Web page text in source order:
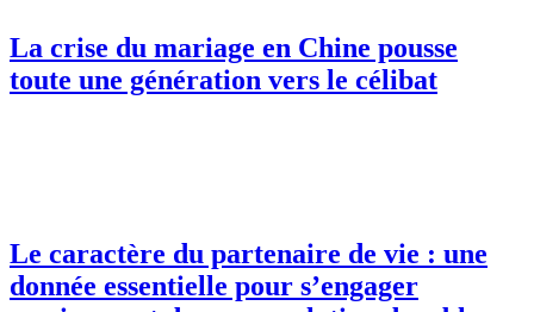
La crise du mariage en Chine pousse
toute une génération vers le célibat
Le caractère du partenaire de vie : une
donnée essentielle pour s’engager